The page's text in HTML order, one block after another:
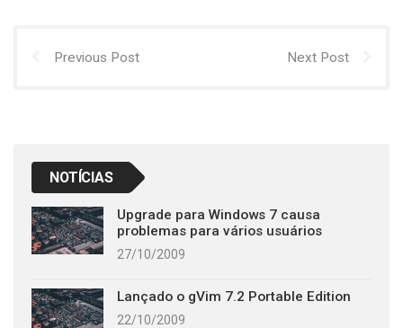
Previous Post Next Post
NOTÍCIAS
Upgrade para Windows 7 causa
problemas para vários usuários
27/10/2009
Lançado o gVim 7.2 Portable Edition
22/10/2009